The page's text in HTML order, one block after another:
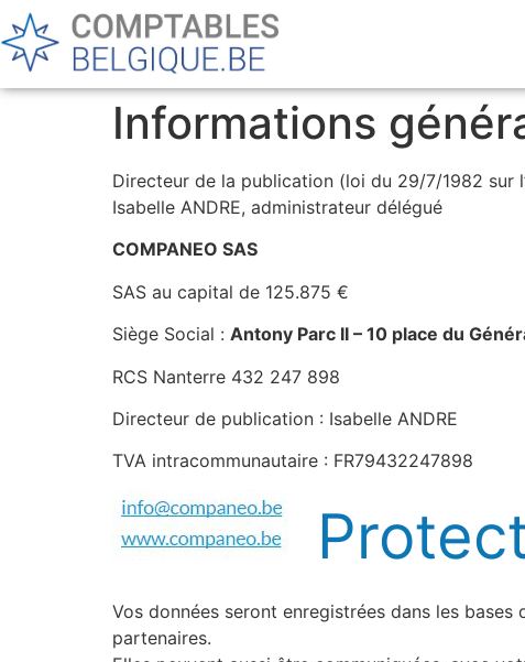
Informations
Directeur de la publication (loi du 29/7/1982 sur
Isabelle ANDRE, administrateur délégué
COMPANEO SAS
SAS au capital de 125.875 €
Siège Social : Antony Parc II – 10 place du
RCS Nanterre 432 247 898
Directeur de publication : Isabelle ANDRE
TVA intracommunautaire : FR79432247898
Vos données seront enregistrées dans les bases
partenaires.